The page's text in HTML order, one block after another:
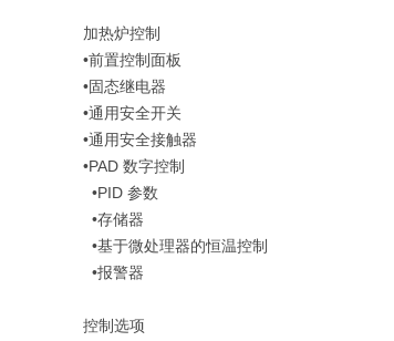
加热炉控制
•前置控制面板
•固态继电器
•通用安全开关
•通用安全接触器
•PAD 数字控制
•PID 参数
•存储器
•基于微处理器的恒温控制
•报警器
控制选项